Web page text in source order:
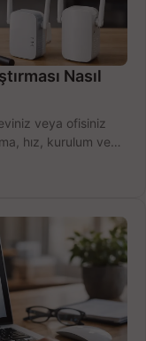
Nasıl
veya ofisiniz
hız, kurulum ve